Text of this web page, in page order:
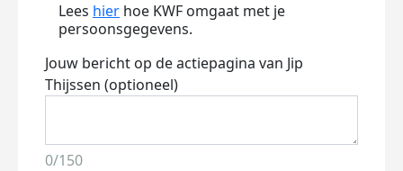
Lees hier hoe KWF omgaat met je
persoonsgegevens.
Jouw bericht op de actiepagina van Jip
Thijssen (optioneel)
0/150